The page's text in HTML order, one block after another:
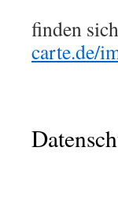
finden
carte.de/